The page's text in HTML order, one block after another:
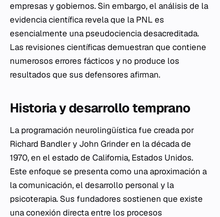
empresas y gobiernos. Sin embargo, el análisis de la
evidencia científica revela que la PNL es
esencialmente una pseudociencia desacreditada.
Las revisiones científicas demuestran que contiene
numerosos errores fácticos y no produce los
resultados que sus defensores afirman.
Historia y desarrollo temprano
La programación neurolingüística fue creada por
Richard Bandler y John Grinder en la década de
1970, en el estado de California, Estados Unidos.
Este enfoque se presenta como una aproximación a
la comunicación, el desarrollo personal y la
psicoterapia. Sus fundadores sostienen que existe
una conexión directa entre los procesos